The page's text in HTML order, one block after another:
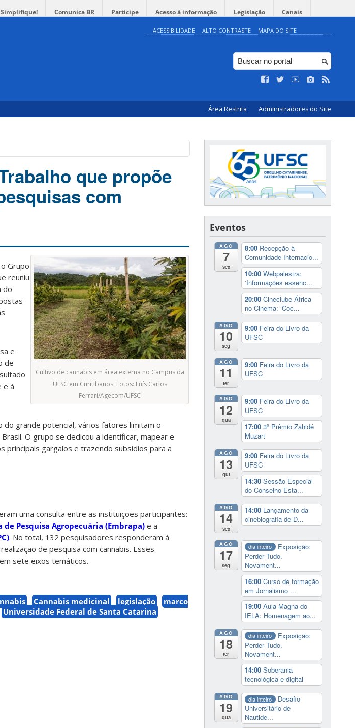
Simplifique! Comunica BR Participe Acesso à informação Legislação Canais
ACESSIBILIDADE ALTO CONTRASTE MAPA DO SITE
Área Restrita Administradores do Site
que propõe
com
Cultivo de cannabis em área externa no Campus da
UFSC em Curitibanos. Fotos: Luís Carlos
Ferrari/Agecom/UFSC
Grupo
reuniu
do
e
de
e à
grande potencial, vários fatores limitam o
Brasil. O grupo se dedicou a identificar, mapear e
gargalos e trazendo subsídios para a
uma consulta entre as instituições participantes:
de Pesquisa Agropecuária (Embrapa) e a
. No total, 132 pesquisadores responderam à
de pesquisa com cannabis. Esses
sete eixos temáticos.
Cannabis medicinal legislação
marco
Universidade Federal de Santa Catarina
Eventos
AGO
7
sex
8:00 Recepção à
Comunidade Internacio...
10:00 Webpalestra:
‘Informações essenc...
20:00 Cineclube África
no Cinema: ‘Coc...
AGO
10
seg
9:00 Feira do Livro da
UFSC
AGO
11
ter
9:00 Feira do Livro da
UFSC
AGO
12
qua
9:00 Feira do Livro da
UFSC
17:00 3º Prêmio Zahidé
Muzart
AGO
13
qui
9:00 Feira do Livro da
UFSC
14:30 Sessão Especial
do Conselho Esta...
AGO
14
sex
14:00 Lançamento da
cinebiografia de D...
AGO
17
seg
dia inteiro
Exposição:
Perder Tudo.
Novament...
16:00 Curso de formação
em Jornalismo ...
19:00 Aula Magna do
IELA: Homenagem ao...
AGO
18
ter
dia inteiro
Exposição:
Perder Tudo.
Novament...
14:00 Soberania
tecnológica e digital
AGO
19
qua
dia inteiro
Desafio
Universitário de
Nautide...